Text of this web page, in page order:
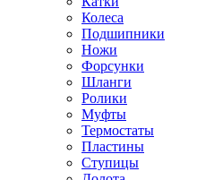
Колеса
Подшипники
Ножи
Форсунки
Шланги
Ролики
Муфты
Термостаты
Пластины
Ступицы